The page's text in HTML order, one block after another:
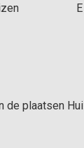
de plaatsen